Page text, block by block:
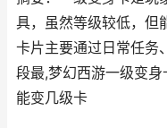
具，虽然等级较低，但
卡片主要通过日常任务
段最,梦幻西游一级变
能变几级卡